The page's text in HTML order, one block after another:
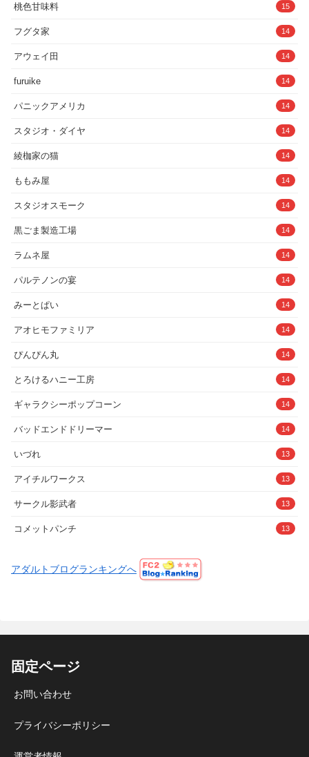
桃色甘味料 15
フグタ家 14
アウェイ田 14
furuike 14
パニックアメリカ 14
スタジオ・ダイヤ 14
綾枷家の猫 14
ももみ屋 14
スタジオスモーク 14
黒ごま製造工場 14
ラムネ屋 14
パルテノンの宴 14
みーとぱい 14
アオヒモファミリア 14
ぴんぴん丸 14
とろけるハニー工房 14
ギャラクシーポップコーン 14
バッドエンドドリーマー 14
いづれ 13
アイチルワークス 13
サークル影武者 13
コメットパンチ 13
アダルトブログランキングへ
固定ページ
お問い合わせ
プライバシーポリシー